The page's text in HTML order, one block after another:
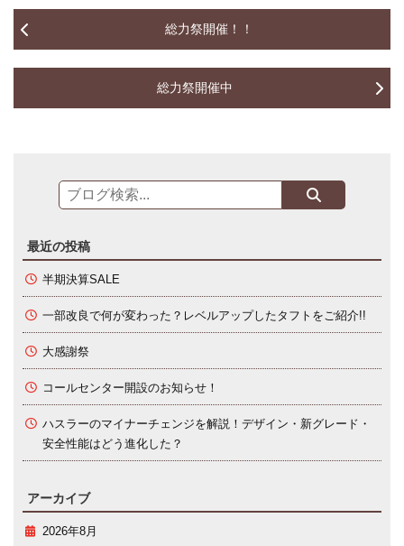
総力祭開催！！
総力祭開催中
最近の投稿
半期決算SALE
一部改良で何が変わった？レベルアップしたタフトをご紹介!!
大感謝祭
コールセンター開設のお知らせ！
ハスラーのマイナーチェンジを解説！デザイン・新グレード・
安全性能はどう進化した？
アーカイブ
2026年8月